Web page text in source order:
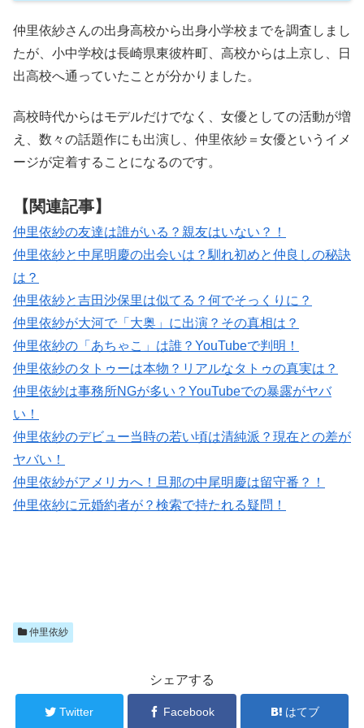
仲里依紗さんの出身高校から出身小学校までを調査しまし
たが、小中学校は長崎県東彼杵町、高校からは上京し、日
出高校へ通っていたことが分かりました。
高校時代からはモデルだけでなく、女優としての活動が増
え、数々の話題作にも出演し、仲里依紗＝女優というイメ
ージが定着することになるのです。
【関連記事】
仲里依紗の友達は誰がいる？親友はいない？！
仲里依紗と中尾明慶の出会いは？馴れ初めと仲良しの秘訣
は？
仲里依紗と吉田沙保里は似てる？何でそっくりに？
仲里依紗が大河で「大奥」に出演？その真相は？
仲里依紗の「あちゃこ」は誰？YouTubeで判明！
仲里依紗のタトゥーは本物？リアルなタトゥの真実は？
仲里依紗は事務所NGが多い？YouTubeでの暴露がヤバ
い！
仲里依紗のデビュー当時の若い頃は清純派？現在との差が
ヤバい！
仲里依紗がアメリカへ！旦那の中尾明慶は留守番？！
仲里依紗に元婚約者が？検索で持たれる疑問！
仲里依紗
シェアする
Twitter Facebook はてブ